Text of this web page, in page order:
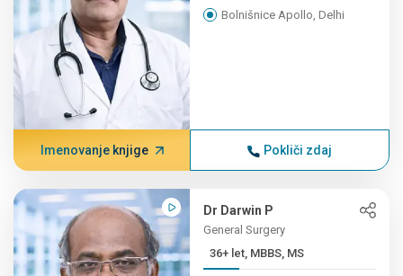
Bolnišnice Apollo, Delhi
Imenovanje knjige Pokliči zdaj
Dr Darwin P
General Surgery
36+ let, MBBS, MS